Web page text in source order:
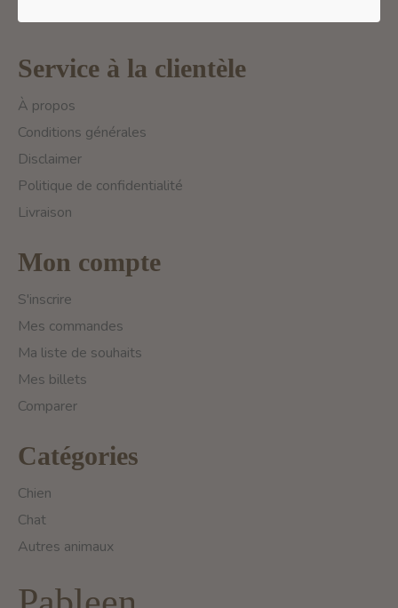
Service à la clientèle
À propos
Conditions générales
Disclaimer
Politique de confidentialité
Livraison
Mon compte
S'inscrire
Mes commandes
Ma liste de souhaits
Mes billets
Comparer
Catégories
Chien
Chat
Autres animaux